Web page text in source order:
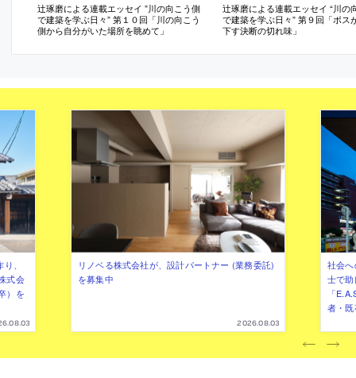
辻琢磨による連載エッセイ ”川の向こう側
で建築を学ぶ日々” 第１０回「川の向こう
側から自分がいた場所を眺めて」
辻琢磨による連載エッセイ “川の
で建築を学ぶ日々” 第９回「ボス
下す決断の切れ味」
、
式会
）を
リノベる株式会社が、設計パートナー (業務委託)
を募集中
2026.08.03
社会
士で
「
者・